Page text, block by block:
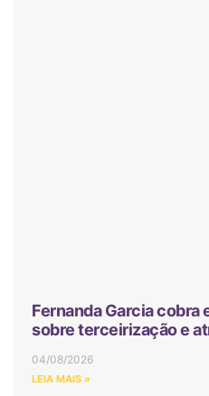
Fernanda Garcia
sobre terceirização e
04/08/2026
LEIA MAIS »